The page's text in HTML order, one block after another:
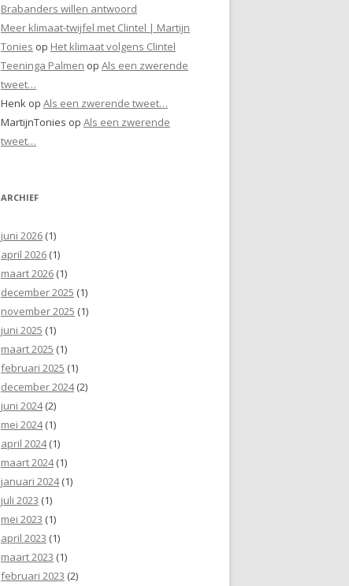
Brabanders willen antwoord
Meer klimaat-twijfel met Clintel | Martijn
Tonies op Het klimaat volgens Clintel
Teeninga Palmen op Als een zwerende
tweet…
Henk op Als een zwerende tweet…
MartijnTonies op Als een zwerende
tweet…
ARCHIEF
juni 2026 (1)
april 2026 (1)
maart 2026 (1)
december 2025 (1)
november 2025 (1)
juni 2025 (1)
maart 2025 (1)
februari 2025 (1)
december 2024(2)
juni 2024(2)
mei 2024(1)
april 2024(1)
maart 2024(1)
januari 2024(1)
juli 2023 (1)
mei 2023 (1)
april 2023 (1)
maart 2023 (1)
februari 2023 (2)